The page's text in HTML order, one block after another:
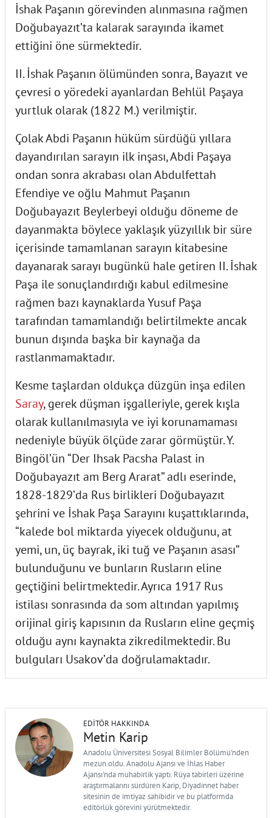
İshak Paşanın görevinden alınmasına rağmen
Doğubayazıt’ta kalarak sarayında ikamet
ettiğini öne sürmektedir.
II. İshak Paşanın ölümünden sonra, Bayazıt ve
çevresi o yöredeki ayanlardan Behlül Paşaya
yurtluk olarak (1822 M.) verilmiştir.
Çolak Abdi Paşanın hüküm sürdüğü yıllara
dayandırılan sarayın ilk inşası, Abdi Paşaya
ondan sonra akrabası olan Abdulfettah
Efendiye ve oğlu Mahmut Paşanın
Doğubayazıt Beylerbeyi olduğu döneme de
dayanmakta böylece yaklaşık yüzyıllık bir süre
içerisinde tamamlanan sarayın kitabesine
dayanarak sarayı bugünkü hale getiren II. İshak
Paşa ile sonuçlandırdığı kabul edilmesine
rağmen bazı kaynaklarda Yusuf Paşa
tarafından tamamlandığı belirtilmekte ancak
bunun dışında başka bir kaynağa da
rastlanmamaktadır.
Kesme taşlardan oldukça düzgün inşa edilen
Saray, gerek düşman işgalleriyle, gerek kışla
olarak kullanılmasıyla ve iyi korunamaması
nedeniyle büyük ölçüde zarar görmüştür. Y.
Bingöl’ün “Der Ihsak Pacsha Palast in
Doğubayazıt am Berg Ararat” adlı eserinde,
1828-1829’da Rus birlikleri Doğubayazıt
şehrini ve İshak Paşa Sarayını kuşattıklarında,
“kalede bol miktarda yiyecek olduğunu, at
yemi, un, üç bayrak, iki tuğ ve Paşanın asası”
bulunduğunu ve bunların Rusların eline
geçtiğini belirtmektedir. Ayrıca 1917 Rus
istilası sonrasında da som altından yapılmış
orijinal giriş kapısının da Rusların eline geçmiş
olduğu aynı kaynakta zikredilmektedir. Bu
bulguları Usakov’da doğrulamaktadır.
EDITÖR HAKKINDA
Metin Karip
Anadolu Üniversitesi Sosyal Bilimler Bölümü'nden
mezun oldu. Anadolu Ajansı ve İhlas Haber
Ajansı'nda muhabirlik yaptı. Rüya tabirleri üzerine
araştırmalarını sürdüren Karip, Diyadinnet haber
sitesinin de imtiyaz sahibidir ve bu platformda
editörlük görevini yürütmektedir.